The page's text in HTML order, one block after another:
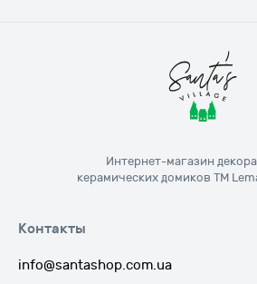
Интернет-магазин
керамических домиков ТМ
Контакты
info@santashop.com.ua